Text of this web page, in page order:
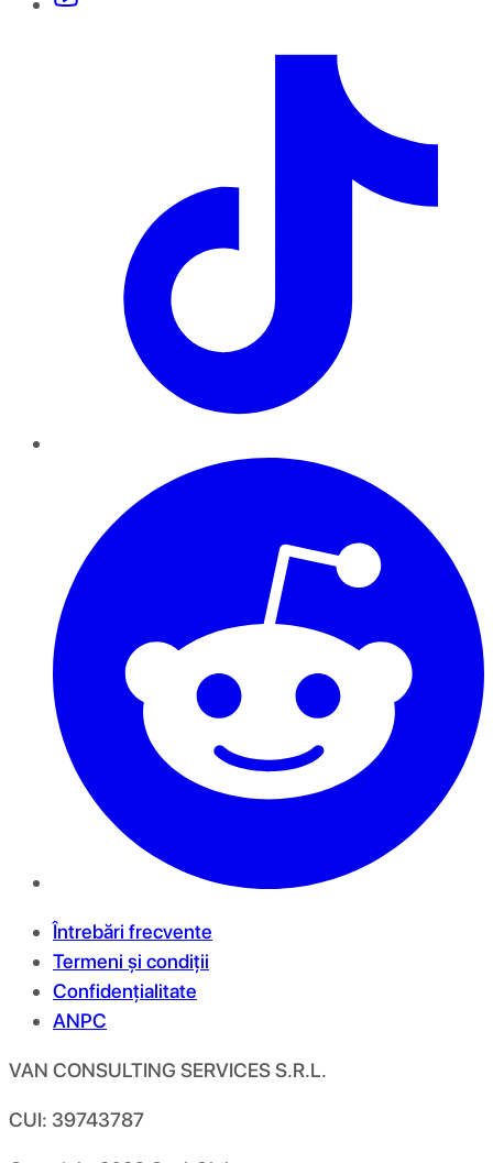
Întrebări frecvente
Termeni și condiții
Confidențialitate
ANPC
VAN CONSULTING SERVICES S.R.L.
CUI: 39743787